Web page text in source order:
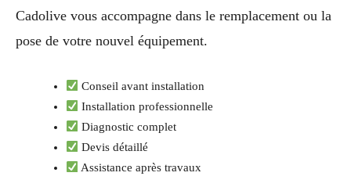
Cadolive vous accompagne dans le remplacement ou la
pose de votre nouvel équipement.
Conseil avant installation
Installation professionnelle
Diagnostic complet
Devis détaillé
Assistance après travaux